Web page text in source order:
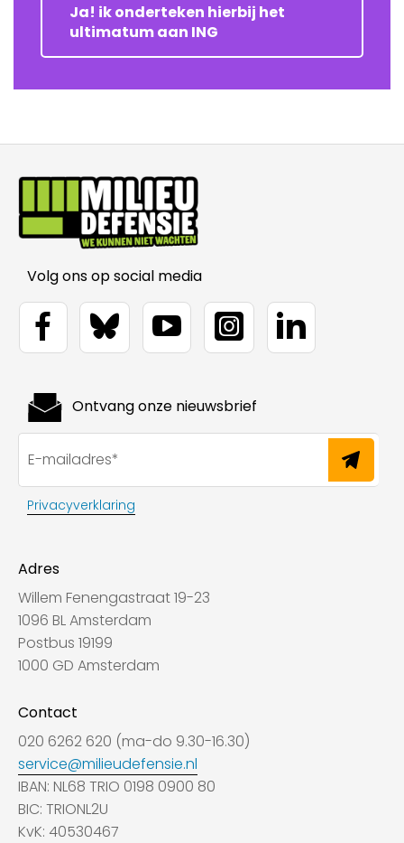
Ja! ik onderteken hierbij het
ultimatum aan ING
Volg ons op social media
Adres
Willem Fenengastraat 19-23
1096 BL Amsterdam
Postbus 19199
1000 GD Amsterdam
Contact
020 6262 620 (ma-do 9.30-16.30)
service@milieudefensie.nl
IBAN: NL68 TRIO 0198 0900 80
BIC: TRIONL2U
KvK: 40530467
Ontvang onze nieuwsbrief
Privacyverklaring